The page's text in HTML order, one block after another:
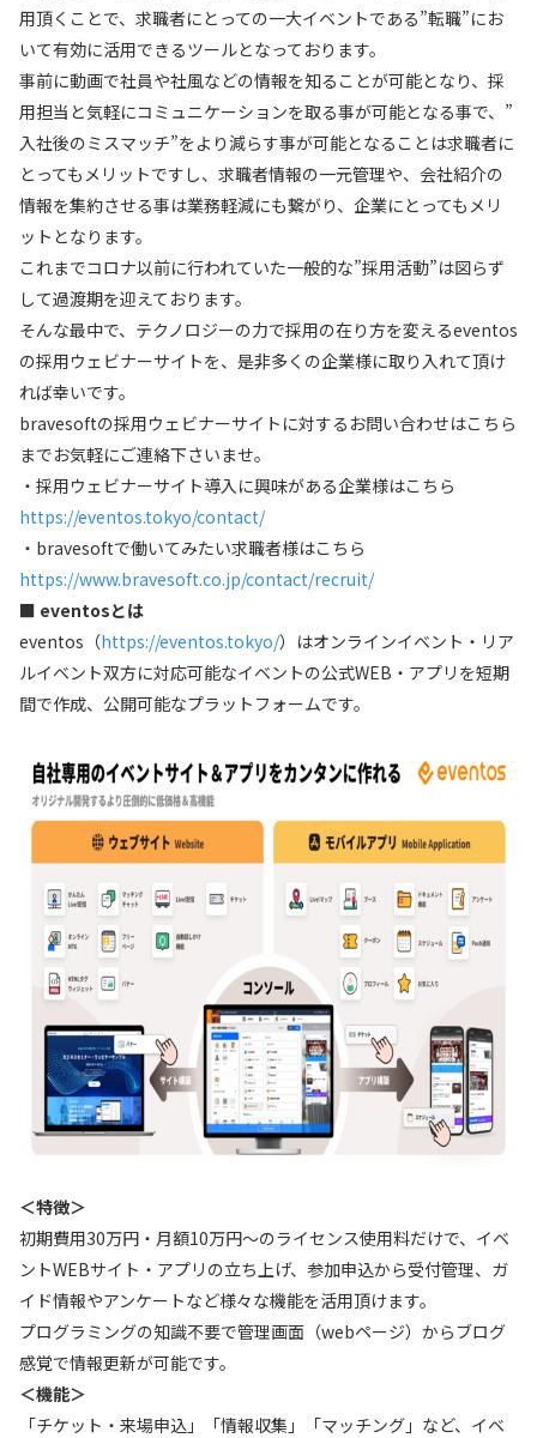
用頂くことで、求職者にとっての一大イベントである”転職”にお
いて有効に活用できるツールとなっております。
事前に動画で社員や社風などの情報を知ることが可能となり、採
用担当と気軽にコミュニケーションを取る事が可能となる事で、”
入社後のミスマッチ”をより減らす事が可能となることは求職者に
とってもメリットですし、求職者情報の一元管理や、会社紹介の
情報を集約させる事は業務軽減にも繋がり、企業にとってもメリ
ットとなります。
これまでコロナ以前に行われていた一般的な”採用活動”は図らず
して過渡期を迎えております。
そんな最中で、テクノロジーの力で採用の在り方を変えるeventos
の採用ウェビナーサイトを、是非多くの企業様に取り入れて頂け
れば幸いです。
bravesoftの採用ウェビナーサイトに対するお問い合わせはこちら
までお気軽にご連絡下さいませ。
・採用ウェビナーサイト導入に興味がある企業様はこちら
https://eventos.tokyo/contact/
・bravesoftで働いてみたい求職者様はこちら
https://www.bravesoft.co.jp/contact/recruit/
■ eventosとは
eventos（https://eventos.tokyo/）はオンラインイベント・リア
ルイベント双方に対応可能なイベントの公式WEB・アプリを短期
間で作成、公開可能なプラットフォームです。
＜特徴＞
初期費用30万円・月額10万円～のライセンス使用料だけで、イベ
ントWEBサイト・アプリの立ち上げ、参加申込から受付管理、ガ
イド情報やアンケートなど様々な機能を活用頂けます。
プログラミングの知識不要で管理画面（webページ）からブログ
感覚で情報更新が可能です。
＜機能＞
「チケット・来場申込」「情報収集」「マッチング」など、イベ